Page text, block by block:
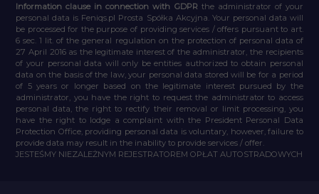
Information clause in connection with GDPR the administrator of your
personal data is Feniqs.pl Prosta Spółka Akcyjna. Your personal data will
be processed for the purpose of providing services / offers pursuant to art.
6 sec. 1 lit. of the general regulation on the protection of personal data of
27 April 2016 as the legitimate interest of the administrator, the recipients
of your personal data will only be entities authorized to obtain personal
data on the basis of the law, your personal data stored will be for a period
of 5 years or longer based on the legitimate interest pursued by the
administrator, you have the right to request the administrator to access
personal data, the right to rectify their removal or limit processing, you
have the right to lodge a complaint with the President Personal Data
Protection Office, providing personal data is voluntary, however, failure to
provide data may result in the inability to provide services / offer.
JESTEŚMY NIEZALEŻNYM REJESTRATOREM OPŁAT AUTOSTRADOWYCH